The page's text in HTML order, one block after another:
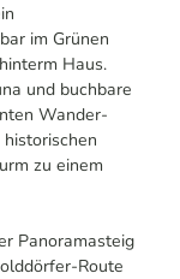
im Grünen
Haus.
und buchbare
Wander-
zu einem
Panoramasteig
Route